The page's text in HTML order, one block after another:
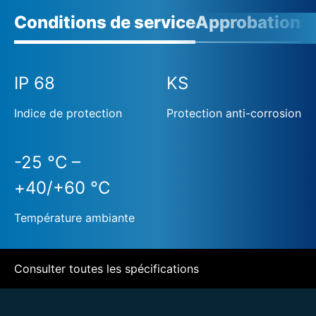
Conditions de serviceApprobations
IP 68
Indice de protection
KS
Protection anti-corrosion
-25 °C –
+40/+60 °C
Température ambiante
Consulter toutes les spécifications